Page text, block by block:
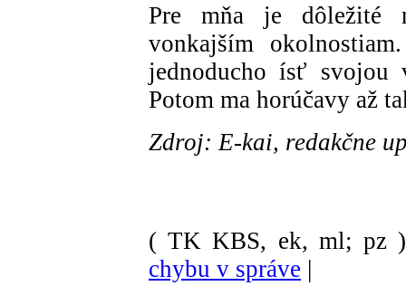
Pre mňa je dôležité
vonkajším
jednoducho ísť svojou
Potom ma horúčavy až
Zdroj: E-kai, redakčne
( TK KBS, ek, ml; pz )
chybu v správe |